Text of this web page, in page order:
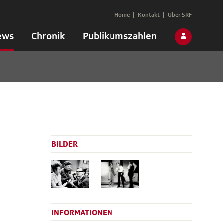
Chronik Publikumszahlen
Home Kontakt Über SRF
BILDER
INFORMATIONEN